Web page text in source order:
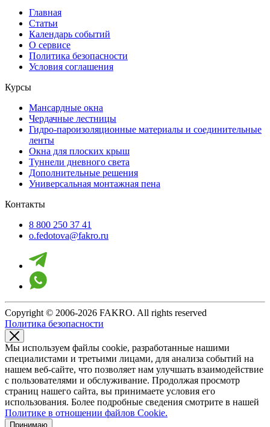
Главная
Статьи
Календарь событий
О сервисе
Политика безопасности
Условия соглашения
Курсы
Мансардные окна
Чердачные лестницы
Гидро-пароизоляционные материалы и соединительные
ленты
Окна для плоских крыш
Туннели дневного света
Дополнительные решения
Универсальная монтажная пена
Контакты
8 800 250 37 41
o.fedotova@fakro.ru
Copyright © 2006-2026 FAKRO. All rights reserved
Политика безопасности
Мы используем файлы cookie, разработанные нашими
специалистами и третьими лицами, для анализа событий на
нашем веб-сайте, что позволяет нам улучшать взаимодействие
с пользователями и обслуживание. Продолжая просмотр
страниц нашего сайта, вы принимаете условия его
использования. Более подробные сведения смотрите в нашей
Политике в отношении файлов Cookie.
Принимаю